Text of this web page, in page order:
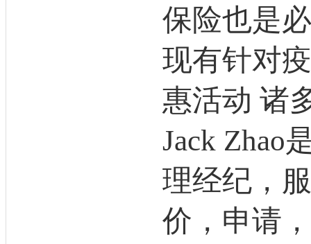
保险也是
现有针对
惠活动 诸
Jack Zhao
理经纪，
价，申请